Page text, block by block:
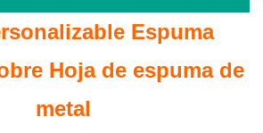
Espuma
Hoja de espuma de
metal